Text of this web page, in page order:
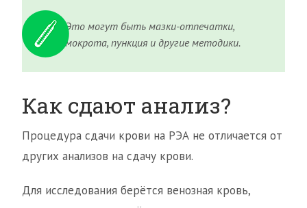
Это могут быть мазки-отпечатки,
мокрота, пункция и другие методики.
Как сдают анализ?
Процедура сдачи крови на РЭА не отличается от
других анализов на сдачу крови.
Для исследования берётся венозная кровь,